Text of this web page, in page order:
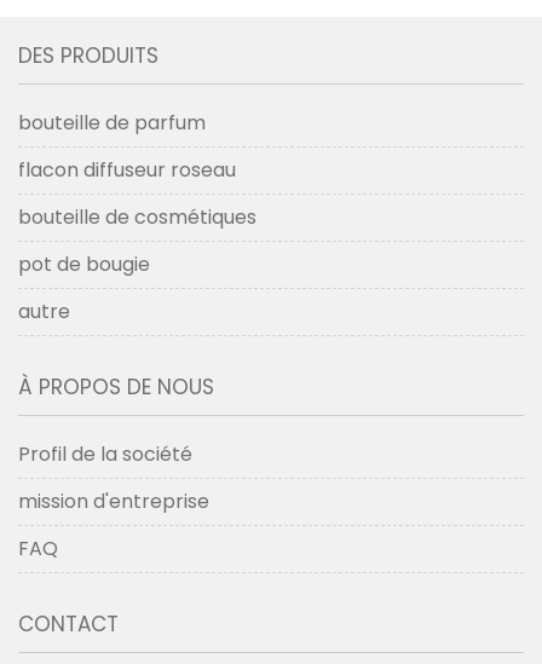
DES PRODUITS
bouteille de parfum
flacon diffuseur roseau
bouteille de cosmétiques
pot de bougie
autre
À PROPOS DE NOUS
Profil de la société
mission d'entreprise
FAQ
CONTACT